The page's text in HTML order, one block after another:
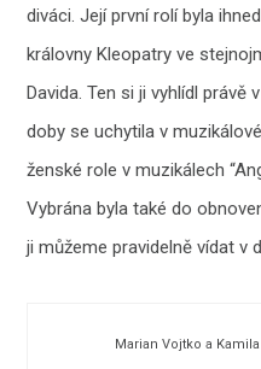
diváci. Její první rolí byla
královny Kleopatry ve
Davida. Ten si ji vyhlídl
doby se uchytila v
ženské role v muzikálech
Vybrána byla také do
ji můžeme pravidelně vídat v
Marian Vojtko a Kamila